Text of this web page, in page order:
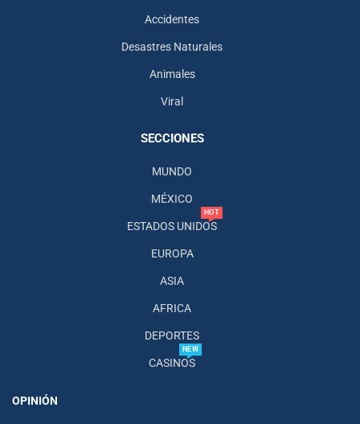
Accidentes
Desastres Naturales
Animales
Viral
SECCIONES
MUNDO
MÉXICO
ESTADOS UNIDOS
HOT
EUROPA
ASIA
AFRICA
DEPORTES
CASINOS
NEW
OPINIÓN